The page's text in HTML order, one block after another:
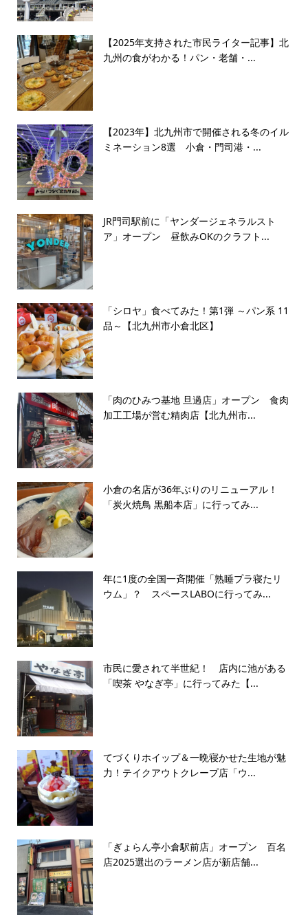
【2025年支持された市民ライター記事】北
九州の食がわかる！パン・老舗・...
【2023年】北九州市で開催される冬のイル
ミネーション8選 小倉・門司港・...
JR門司駅前に「ヤンダージェネラルスト
ア」オープン 昼飲みOKのクラフト...
「シロヤ」食べてみた！第1弾 ～パン系 11
品～【北九州市小倉北区】
「肉のひみつ基地 旦過店」オープン 食肉
加工工場が営む精肉店【北九州市...
小倉の名店が36年ぶりのリニューアル！
「炭火焼鳥 黒船本店」に行ってみ...
年に1度の全国一斉開催「熟睡プラ寝たリ
ウム」？ スペースLABOに行ってみ...
市民に愛されて半世紀！ 店内に池がある
「喫茶 やなぎ亭」に行ってみた【...
てづくりホイップ＆一晩寝かせた生地が魅
力！テイクアウトクレープ店「ウ...
「ぎょらん亭小倉駅前店」オープン 百名
店2025選出のラーメン店が新店舗...